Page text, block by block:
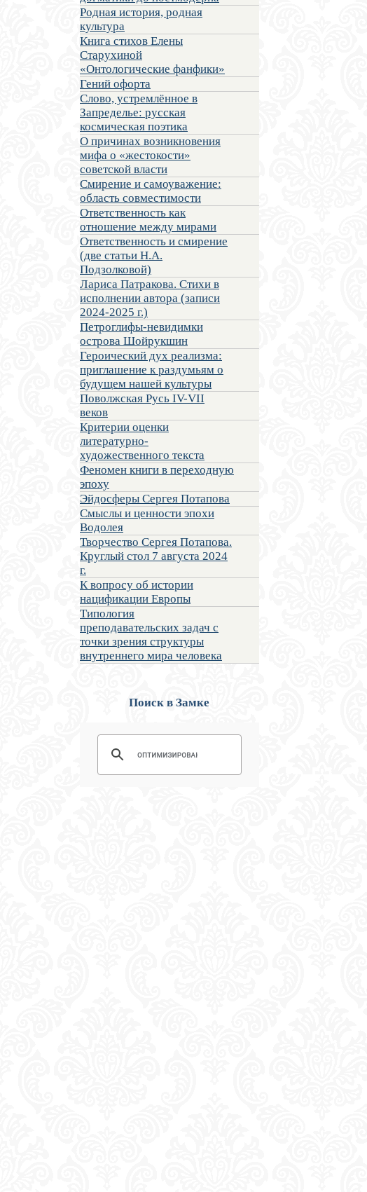
Родная история, родная
культура
Книга стихов Елены
Старухиной
«Онтологические фанфики»
Гений офорта
Слово, устремлённое в
Запределье: русская
космическая поэтика
О причинах возникновения
мифа о «жестокости»
советской власти
Смирение и самоуважение:
область совместимости
Ответственность как
отношение между мирами
Ответственность и смирение
(две статьи Н.А.
Подзолковой)
Лариса Патракова. Стихи в
исполнении автора (записи
2024-2025 г.)
Петроглифы-невидимки
острова Шойрукшин
Героический дух реализма:
приглашение к раздумьям о
будущем нашей культуры
Поволжская Русь IV-VII
веков
Критерии оценки
литературно-
художественного текста
Феномен книги в переходную
эпоху
Эйдосферы Сергея Потапова
Смыслы и ценности эпохи
Водолея
Творчество Сергея Потапова.
Круглый стол 7 августа 2024
г.
К вопросу об истории
нацификации Европы
Типология
преподавательских задач с
точки зрения структуры
внутреннего мира человека
Поиск в Замке